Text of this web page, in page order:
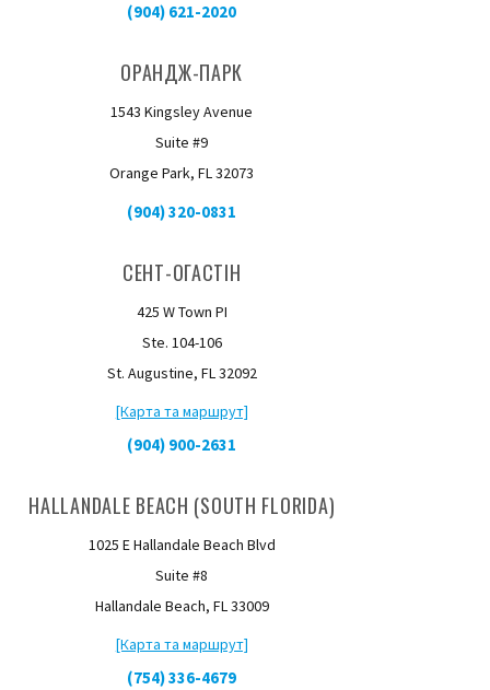
(904) 621-2020
ОРАНДЖ-ПАРК
1543 Kingsley Avenue
Suite #9
Orange Park, FL 32073
(904) 320-0831
СЕНТ-ОГАСТІН
425 W Town PI
Ste. 104-106
St. Augustine, FL 32092
[Карта та маршрут]
(904) 900-2631
HALLANDALE BEACH (SOUTH FLORIDA)
1025 E Hallandale Beach Blvd
Suite #8
Hallandale Beach, FL 33009
[Карта та маршрут]
(754) 336-4679